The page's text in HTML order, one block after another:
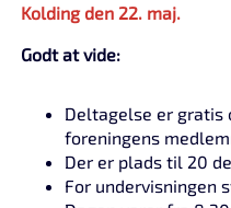
Kolding den 22. maj.
Godt at vide:
Deltagelse er gratis
foreningens
Der er plads til 20
For undervisningen